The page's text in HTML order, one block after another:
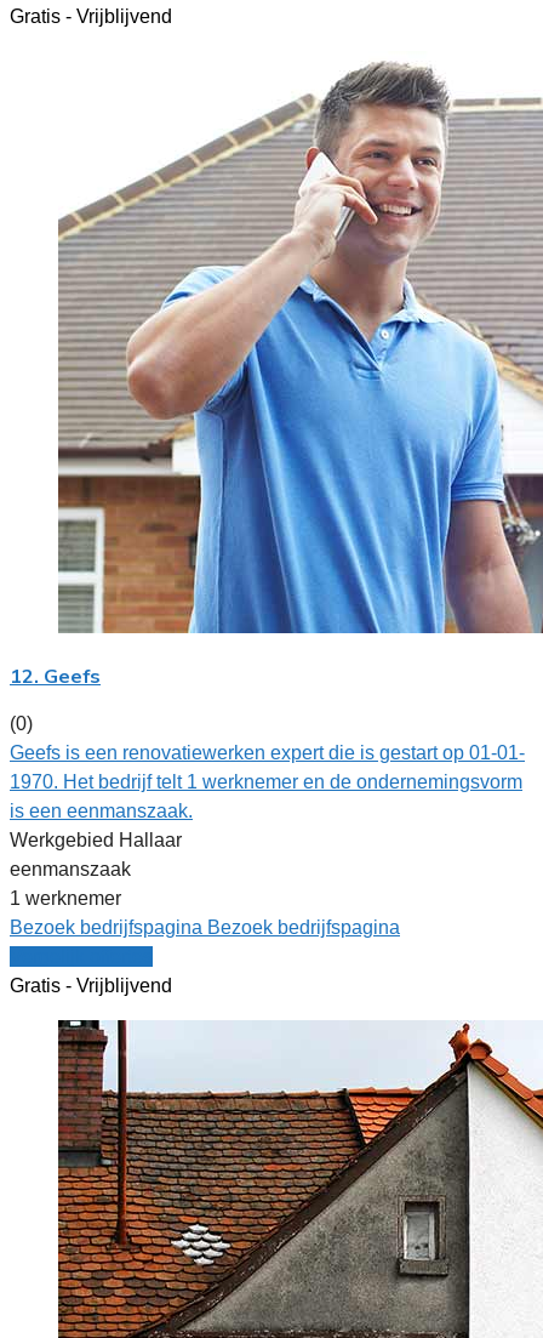
Gratis - Vrijblijvend
12. Geefs
(0)
Geefs is een renovatiewerken expert die is gestart op 01-01-
1970. Het bedrijf telt 1 werknemer en de ondernemingsvorm
is een eenmanszaak.
Werkgebied Hallaar
eenmanszaak
1 werknemer
Bezoek bedrijfspagina Bezoek bedrijfspagina
Gratis - Vrijblijvend